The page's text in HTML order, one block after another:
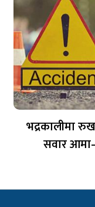
भद्रकालीमा
सवार